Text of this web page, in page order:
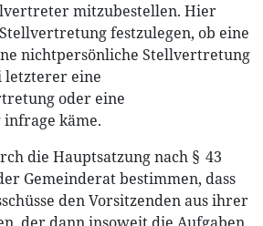
mitzubestellen. Hier
festzulegen, ob eine
nichtpersönliche Stellvertretung
letzterer eine
oder eine
käme.
die Hauptsatzung nach § 43
Gemeinderat bestimmen, dass
den Vorsitzenden aus ihrer